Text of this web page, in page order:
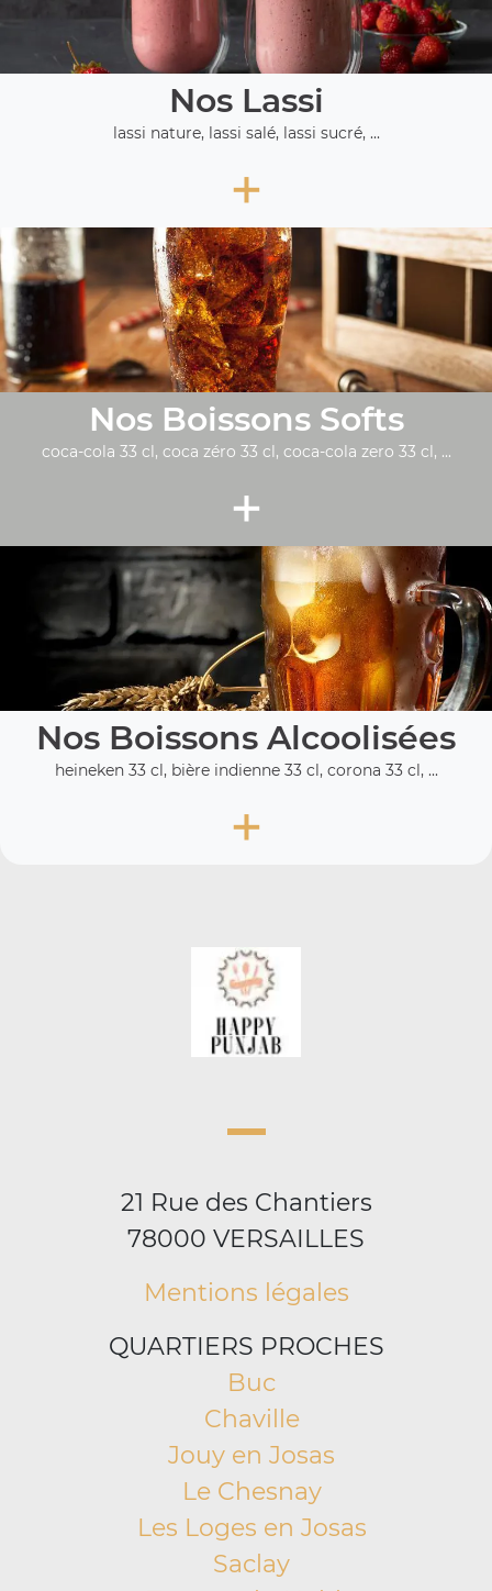
Nos Lassi
lassi nature, lassi salé, lassi sucré, ...
+
Nos Boissons Softs
coca-cola 33 cl, coca zéro 33 cl, coca-cola zero 33 cl, ...
+
Nos Boissons Alcoolisées
heineken 33 cl, bière indienne 33 cl, corona 33 cl, ...
+
21 Rue des Chantiers
78000 VERSAILLES
Mentions légales
QUARTIERS PROCHES
Buc
Chaville
Jouy en Josas
Le Chesnay
Les Loges en Josas
Saclay